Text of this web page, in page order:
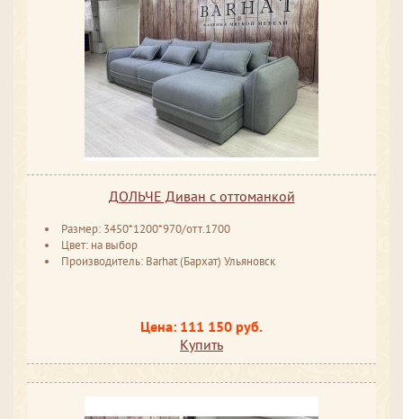
ДОЛЬЧЕ Диван с оттоманкой
Размер: 3450*1200*970/отт.1700
Цвет: на выбор
Производитель: Barhat (Бархат) Ульяновск
Цена: 111 150 руб.
Купить